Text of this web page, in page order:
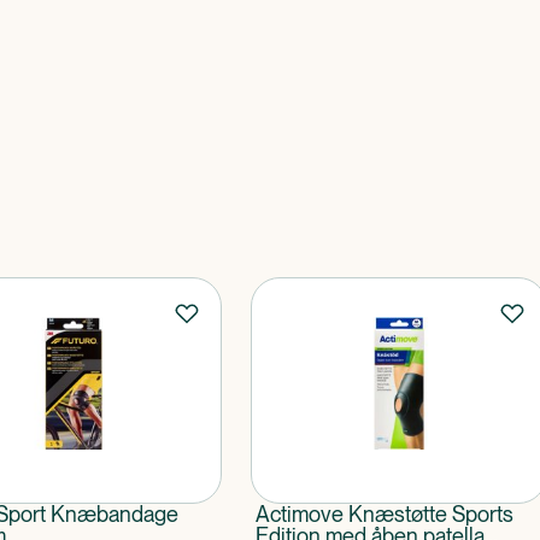
Knæbandage
Actimove Knæstøtte Sports